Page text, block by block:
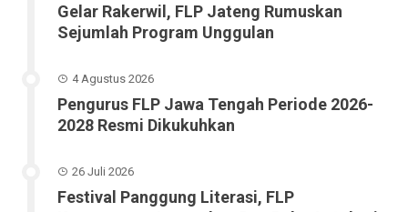
Gelar Rakerwil, FLP Jateng Rumuskan
Sejumlah Program Unggulan
4 Agustus 2026
Pengurus FLP Jawa Tengah Periode 2026-
2028 Resmi Dikukuhkan
26 Juli 2026
Festival Panggung Literasi, FLP